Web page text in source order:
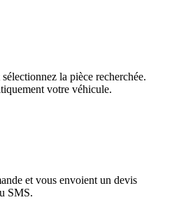
la pièce recherchée.
votre véhicule.
et vous envoient un devis
SMS.